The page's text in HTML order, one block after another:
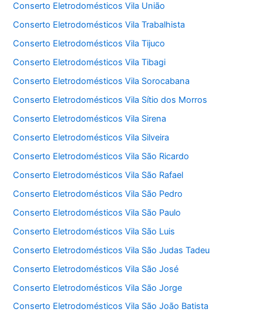
Conserto Eletrodomésticos Vila União
Conserto Eletrodomésticos Vila Trabalhista
Conserto Eletrodomésticos Vila Tijuco
Conserto Eletrodomésticos Vila Tibagi
Conserto Eletrodomésticos Vila Sorocabana
Conserto Eletrodomésticos Vila Sítio dos Morros
Conserto Eletrodomésticos Vila Sirena
Conserto Eletrodomésticos Vila Silveira
Conserto Eletrodomésticos Vila São Ricardo
Conserto Eletrodomésticos Vila São Rafael
Conserto Eletrodomésticos Vila São Pedro
Conserto Eletrodomésticos Vila São Paulo
Conserto Eletrodomésticos Vila São Luis
Conserto Eletrodomésticos Vila São Judas Tadeu
Conserto Eletrodomésticos Vila São José
Conserto Eletrodomésticos Vila São Jorge
Conserto Eletrodomésticos Vila São João Batista